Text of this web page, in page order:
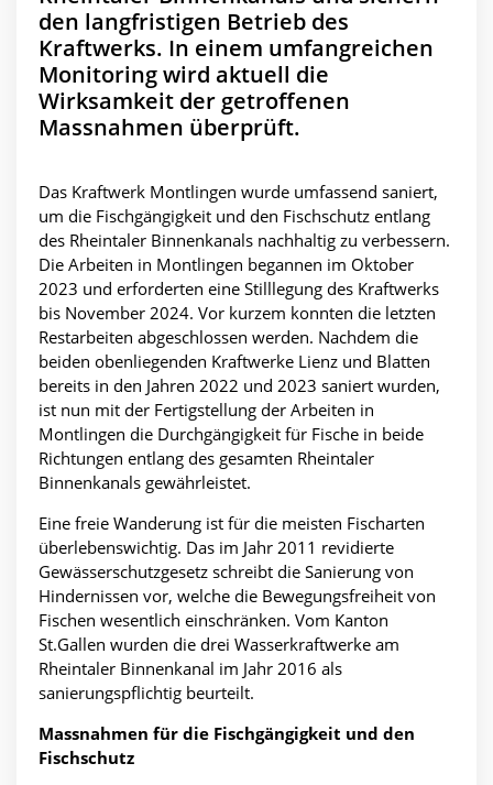
den langfristigen Betrieb des
Kraftwerks. In einem umfangreichen
Monitoring wird aktuell die
Wirksamkeit der getroffenen
Massnahmen überprüft.
Das Kraftwerk Montlingen wurde umfassend saniert,
um die Fischgängigkeit und den Fischschutz entlang
des Rheintaler Binnenkanals nachhaltig zu verbessern.
Die Arbeiten in Montlingen begannen im Oktober
2023 und erforderten eine Stilllegung des Kraftwerks
bis November 2024. Vor kurzem konnten die letzten
Restarbeiten abgeschlossen werden. Nachdem die
beiden obenliegenden Kraftwerke Lienz und Blatten
bereits in den Jahren 2022 und 2023 saniert wurden,
ist nun mit der Fertigstellung der Arbeiten in
Montlingen die Durchgängigkeit für Fische in beide
Richtungen entlang des gesamten Rheintaler
Binnenkanals gewährleistet.
Eine freie Wanderung ist für die meisten Fischarten
überlebenswichtig. Das im Jahr 2011 revidierte
Gewässerschutzgesetz schreibt die Sanierung von
Hindernissen vor, welche die Bewegungsfreiheit von
Fischen wesentlich einschränken. Vom Kanton
St.Gallen wurden die drei Wasserkraftwerke am
Rheintaler Binnenkanal im Jahr 2016 als
sanierungspflichtig beurteilt.
Massnahmen für die Fischgängigkeit und den
Fischschutz